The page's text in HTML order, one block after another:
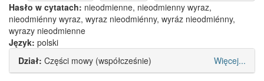
Hasło w cytatach: nieodmienne, nieodmienny wyraz,
nieodmiénny wyraz, wyraz nieodmiénny, wyráz nieod­miénny,
wyrazy nieodmienne
Język: polski
Dział: Części mowy (współcześnie) Więcej...